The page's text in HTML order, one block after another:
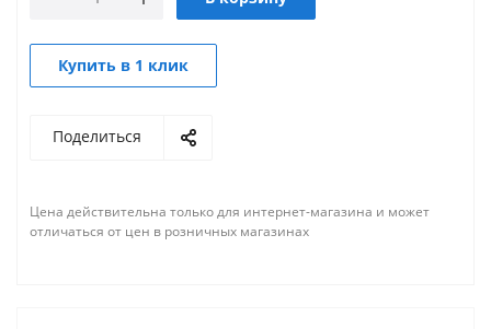
Купить в 1 клик
Поделиться
Цена действительна только для интернет-магазина и может
отличаться от цен в розничных магазинах